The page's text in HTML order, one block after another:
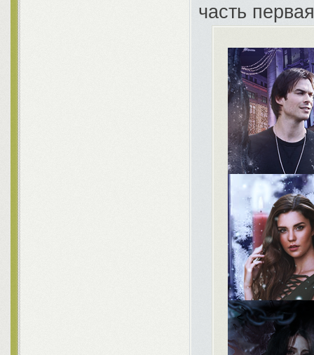
часть первая